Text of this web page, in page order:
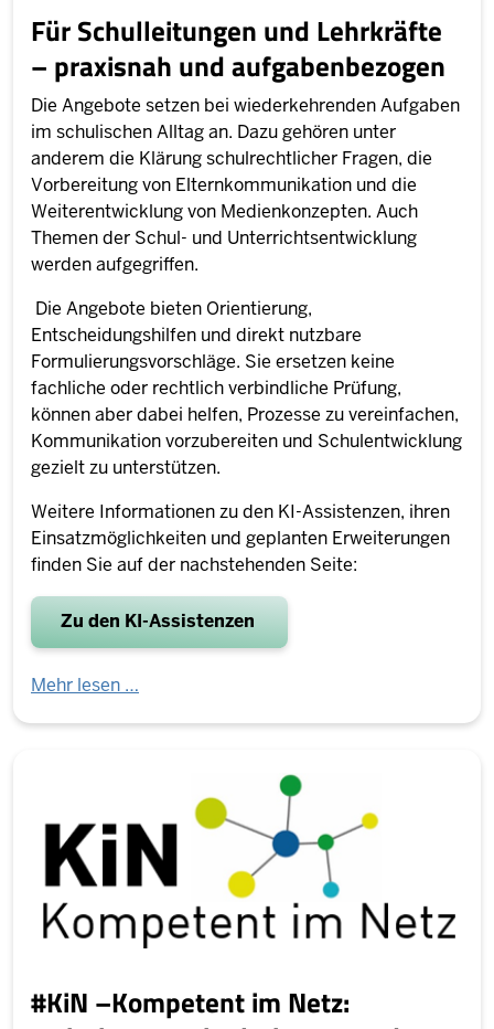
Für Schulleitungen und Lehrkräfte
– praxisnah und aufgabenbezogen
Die Angebote setzen bei wiederkehrenden Aufgaben
im schulischen Alltag an. Dazu gehören unter
anderem die Klärung schulrechtlicher Fragen, die
Vorbereitung von Elternkommunikation und die
Weiterentwicklung von Medienkonzepten. Auch
Themen der Schul- und Unterrichtsentwicklung
werden aufgegriffen.
Die Angebote bieten Orientierung,
Entscheidungshilfen und direkt nutzbare
Formulierungsvorschläge. Sie ersetzen keine
fachliche oder rechtlich verbindliche Prüfung,
können aber dabei helfen, Prozesse zu vereinfachen,
Kommunikation vorzubereiten und Schulentwicklung
gezielt zu unterstützen.
Weitere Informationen zu den KI-Assistenzen, ihren
Einsatzmöglichkeiten und geplanten Erweiterungen
finden Sie auf der nachstehenden Seite:
Zu den KI-Assistenzen
Mehr lesen …
#KiN –Kompetent im Netz: